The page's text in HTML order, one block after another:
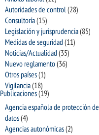
Autoridades de control(28)
Consultoría(15)
Legislación y jurisprudencia(85)
Medidas de seguridad (11)
Noticias/Actualidad (35)
Nuevo reglamento(36)
Otros países(1)
Vigilancia(18)
Publicaciones(19)
Agencia española de protección de
datos(4)
Agencias autonómicas(2)